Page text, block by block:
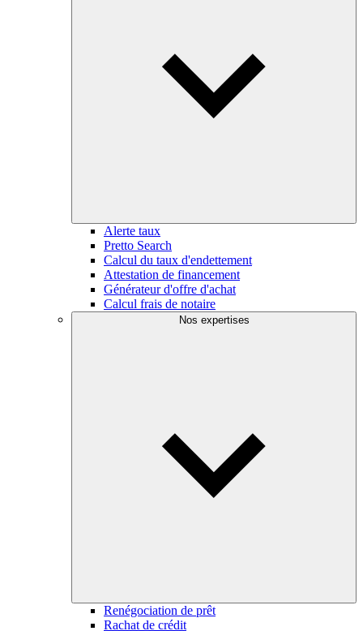
Alerte taux
Pretto Search
Calcul du taux d'endettement
Attestation de financement
Générateur d'offre d'achat
Calcul frais de notaire
Nos expertises
Renégociation de prêt
Rachat de crédit